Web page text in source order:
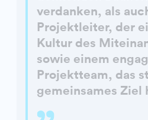
verdanken, als
Projektleiter, der
Kultur des
sowie einem
Projektteam, das
gemeinsames Ziel